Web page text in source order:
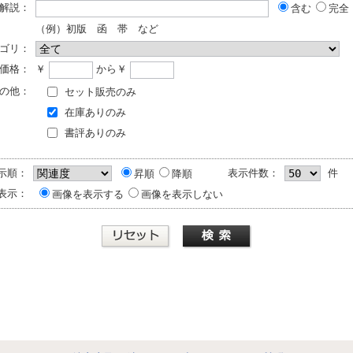
解説：
含む
完全
（例）初版 函 帯 など
リ：
価格：
￥
から￥
他：
セット販売のみ
在庫ありのみ
書評ありのみ
順： 昇順 降順 表示件数：
件
示：
画像を表示する 画像を表示しない